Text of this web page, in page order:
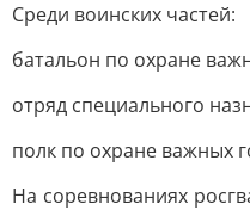
Среди воинских частей:
батальон по охране
отряд специального
полк по охране важных
На соревнованиях